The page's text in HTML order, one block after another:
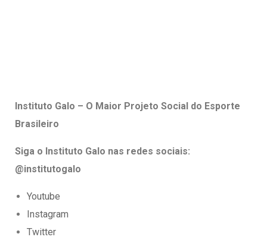
Instituto Galo – O Maior Projeto Social do Esporte
Brasileiro
Siga o Instituto Galo nas redes sociais:
@institutogalo
Youtube
Instagram
Twitter